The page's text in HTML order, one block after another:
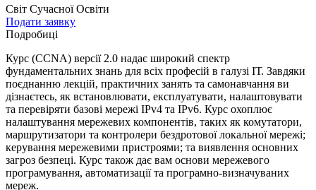
Світ Сучасної Освіти
Подати заявку
Подробиці
Курс (CCNA) версії 2.0 надає широкий спектр
фундаментальних знань для всіх професій в галузі ІТ. Завдяки
поєднанню лекцій, практичних занять та самонавчання ви
дізнаєтесь, як встановлювати, експлуатувати, налаштовувати
та перевіряти базові мережі IPv4 та IPv6. Курс охоплює
налаштування мережевих компонентів, таких як комутатори,
маршрутизатори та контролери бездротової локальної мережі;
керування мережевими пристроями; та виявлення основних
загроз безпеці. Курс також дає вам основи мережевого
програмування, автоматизації та програмно-визначуваних
мереж.